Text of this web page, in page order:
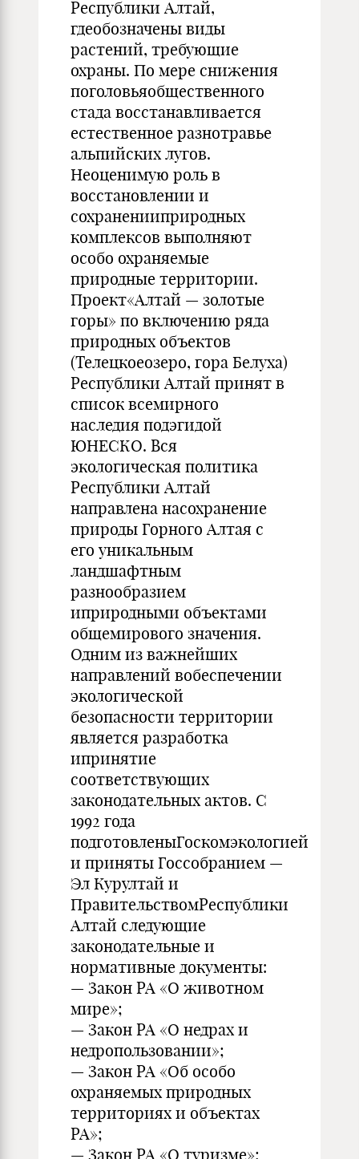
Республики Алтай,
гдеобозначены виды
растений, требующие
охраны. По мере снижения
поголовьяобщественного
стада восстанавливается
естественное разнотравье
альпийских лугов.
Неоценимую роль в
восстановлении и
сохраненииприродных
комплексов выполняют
особо охраняемые
природные территории.
Проект«Алтай — золотые
горы» по включению ряда
природных объектов
(Телецкоеозеро, гора Белуха)
Республики Алтай принят в
список всемирного
наследия подэгидой
ЮНЕСКО. Вся
экологическая политика
Республики Алтай
направлена насохранение
природы Горного Алтая с
его уникальным
ландшафтным
разнообразием
иприродными объектами
общемирового значения.
Одним из важнейших
направлений вобеспечении
экологической
безопасности территории
является разработка
ипринятие
соответствующих
законодательных актов. С
1992 года
подготовленыГоскомэкологией
и приняты Госсобранием —
Эл Курултай и
ПравительствомРеспублики
Алтай следующие
законодательные и
нормативные документы:
— Закон РА «О животном
мире»;
— Закон РА «О недрах и
недропользовании»;
— Закон РА «Об особо
охраняемых природных
территориях и объектах
РА»;
— Закон РА «О туризме»;